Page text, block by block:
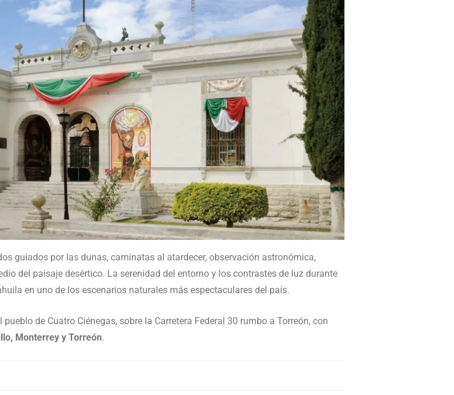
guiados por las dunas, caminatas al atardecer, observación astronómica,
del paisaje desértico. La serenidad del entorno y los contrastes de luz durante
en uno de los escenarios naturales más espectaculares del país.
de Cuatro Ciénegas, sobre la Carretera Federal 30 rumbo a Torreón, con
Monterrey y Torreón.